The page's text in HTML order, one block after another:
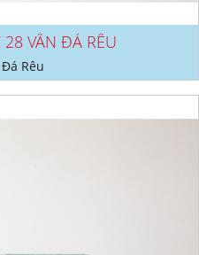
28 VÂN ĐÁ RÊU
Rêu